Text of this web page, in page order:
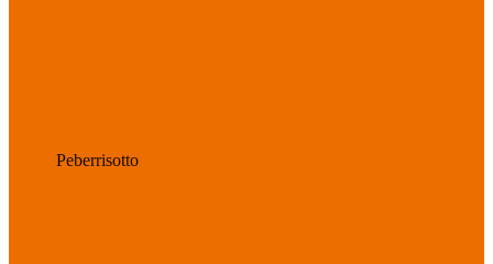
Peberrisotto